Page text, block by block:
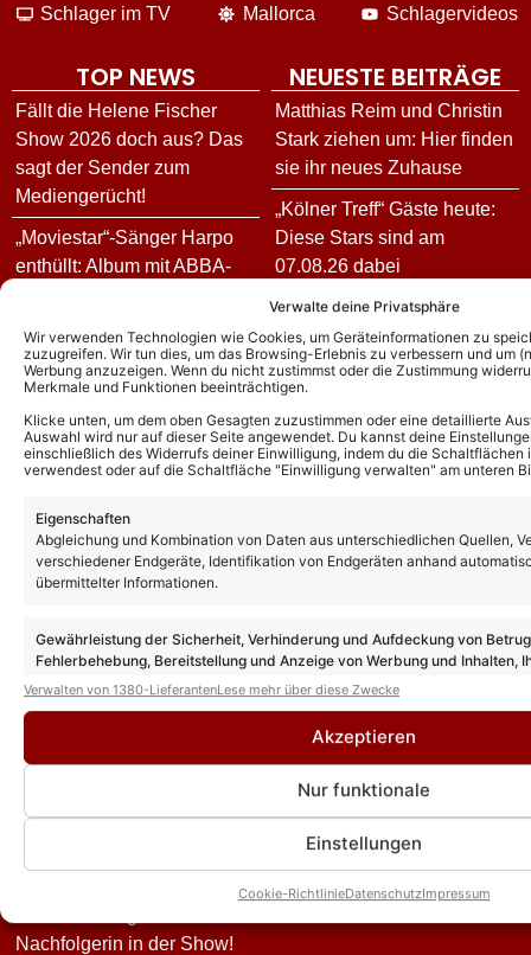
Verwalte deine Privatsphäre
Wir verwenden Technologien wie Cookies, um Geräteinformationen zu
zuzugreifen. Wir tun dies, um das Browsing-Erlebnis zu verbessern und um
Werbung anzuzeigen. Wenn du nicht zustimmst oder die Zustimmung
Merkmale und Funktionen beeinträchtigen.
Klicke unten, um dem oben Gesagten zuzustimmen oder eine detaillierte
Auswahl wird nur auf dieser Seite angewendet. Du kannst deine
einschließlich des Widerrufs deiner Einwilligung, indem du die
verwendest oder auf die Schaltfläche "Einwilligung verwalten" am unteren
Eigenschaften
Abgleichung und Kombination von Daten aus unterschiedlichen Quellen,
verschiedener Endgeräte, Identifikation von Endgeräten anhand
übermittelter Informationen.
Gewährleistung der Sicherheit, Verhinderung und Aufdeckung von
Fehlerbehebung, Bereitstellung und Anzeige von Werbung und Inhalten,
Entscheidungen zum Datenschutz speichern und übermitteln.
Verwalten von 1380-LieferantenLese mehr über diese Zwecke
Akzeptieren
Nur funktionale
Einstellungen
Cookie-RichtlinieDatenschutzImpressum
Schlager im TV
Mallorca
Schlagervideos
TOP NEWS
Fällt die Helene Fischer
Show 2026 doch aus? Das
sagt der Sender zum
Mediengerücht!
„Moviestar“-Sänger Harpo
enthüllt: Album mit ABBA-
nie zustande!
Florian Silbereisen
moderiert auch 2026 die
Goldene Henne – erstmals
mit IHR an seiner Seite!
Calimeros äußern sich
exklusiv zu Andy Rynerts
Ausstieg: Die Hintergründe
Schlagerband weitergeht!
Andy Borg über neue
„Sommer-Spaß“-Ausgabe:
Kompliment
bestätigt aber nicht Melissa
Nachfolgerin in der Show!
NEUESTE BEITRÄGE
Matthias Reim und Christin
Stark ziehen um: Hier finden
sie ihr neues Zuhause
„Kölner Treff“ Gäste heute:
Diese Stars sind am
07.08.26 dabei
„Riverboat“ heute: Gäste
und Themen am 07.08.26
„NDR Talk Show“ heute:
07.08.26 dabei
„Absolut Musik – Die besten
Vorschau und alle Gäste
Vanessa Mai legt „In the
liefert damit den Song zum
Film „Das gewisse Etwas“!